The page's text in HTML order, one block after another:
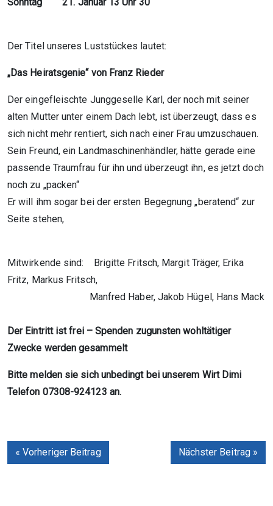
Sonntag 21. Januar 13 Uhr 30
Der Titel unseres Luststückes lautet:
„Das Heiratsgenie“ von Franz Rieder
Der eingefleischte Junggeselle Karl, der noch mit seiner
alten Mutter unter einem Dach lebt, ist überzeugt, dass es
sich nicht mehr rentiert, sich nach einer Frau umzuschauen.
Sein Freund, ein Landmaschinenhändler, hätte gerade eine
passende Traumfrau für ihn und überzeugt ihn, es jetzt doch
noch zu „packen“
Er will ihm sogar bei der ersten Begegnung „beratend“ zur
Seite stehen,
Mitwirkende sind: Brigitte Fritsch, Margit Träger, Erika
Fritz, Markus Fritsch,
Manfred Haber, Jakob Hügel, Hans Mack
Der Eintritt ist frei – Spenden zugunsten wohltätiger
Zwecke werden gesammelt
Bitte melden sie sich unbedingt bei unserem Wirt Dimi
Telefon 07308-924123 an.
« Vorheriger Beitrag Nächster Beitrag »